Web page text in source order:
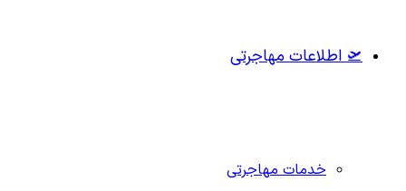
🛫 اطلاعات مهاجرتی
خدمات مهاجرتی